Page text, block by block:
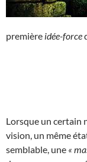
première idée-force
Lorsque un certain
vision, un même
semblable, une «